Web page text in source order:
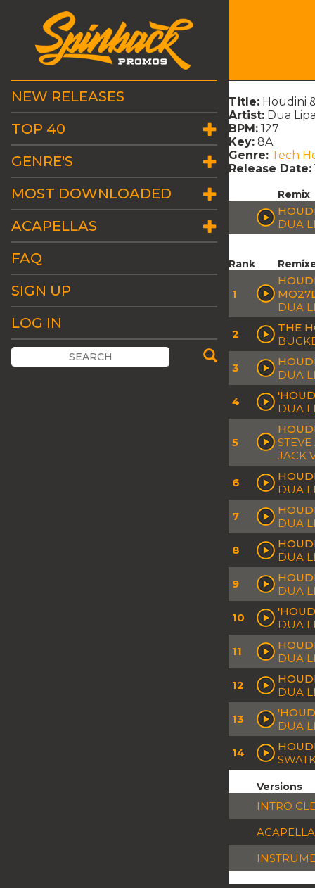
NEW RELEASES
TOP 40
GENRE'S
MOST DOWNLOADED
ACAPELLAS
FAQ
SIGN UP
LOG IN
Title: Houdini
Artist: Dua
BPM: 127
Key: 8A
Genre: Tech
Release Date:
Remix
DUA
Rank
1
DUA
2
THE
3
DUA
4
DUA
5
JACK
6
DUA
7
DUA
8
DUA
9
DUA
10
DUA
11
DUA
12
DUA
13
DUA
14
Versions
INTRO
ACAPELLA